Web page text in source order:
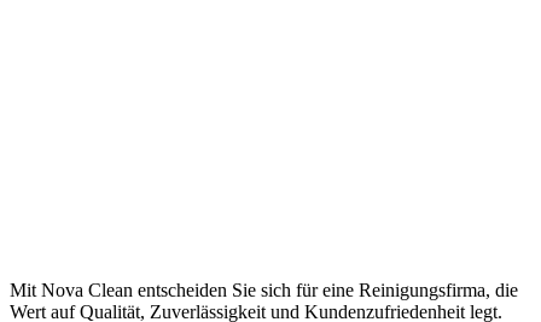
Mit Nova Clean entscheiden Sie sich für eine Reinigungsfirma, die
Wert auf Qualität, Zuverlässigkeit und Kundenzufriedenheit legt.